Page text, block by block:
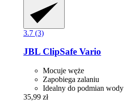
3.7 (3)
JBL ClipSafe Vario
Mocuje węże
Zapobiega zalaniu
Idealny do podmian wody
35,99 zł